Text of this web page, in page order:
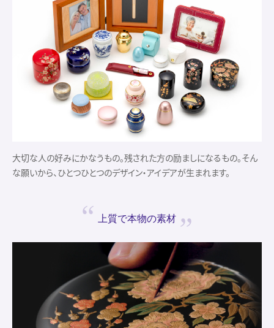
大切な人の好みにかなうもの。残された方の励ましになるもの。そん
な願いから、ひとつひとつのデザイン・アイデアが生まれます。
上質で本物の素材